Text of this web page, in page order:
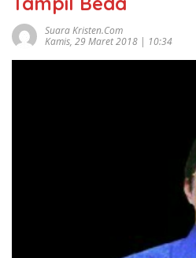
Suara Kristen.com
Kamis, 29 Maret 2018 | 10:34